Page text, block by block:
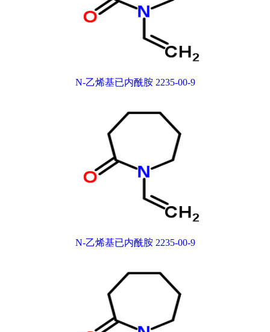
N-乙烯基已内酰胺 2235-00-9
N-乙烯基已内酰胺 2235-00-9